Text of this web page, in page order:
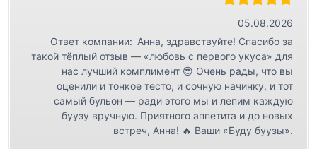
05.08.2026
Ответ компании: Анна, здравствуйте! Спасибо за
такой тёплый отзыв — «любовь с первого укуса» для
нас лучший комплимент 😍 Очень рады, что вы
оценили и тонкое тесто, и сочную начинку, и тот
самый бульон — ради этого мы и лепим каждую
буузу вручную. Приятного аппетита и до новых
встреч, Анна! 🔥 Ваши «Буду буузы».